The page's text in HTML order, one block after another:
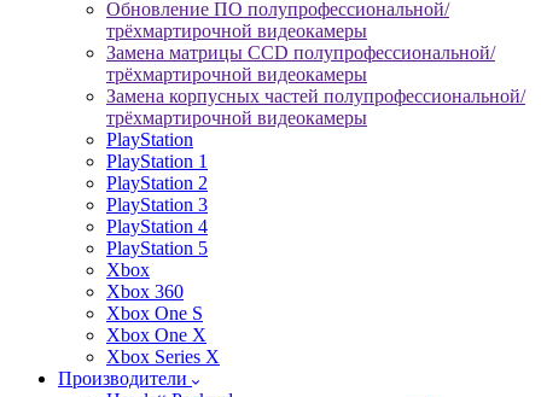
Обновление ПО полупрофессиональной/
трёхмартирочной видеокамеры
Замена матрицы CCD полупрофессиональной/
трёхмартирочной видеокамеры
Замена корпусных частей полупрофессиональной/
трёхмартирочной видеокамеры
PlayStation
PlayStation 1
PlayStation 2
PlayStation 3
PlayStation 4
PlayStation 5
Xbox
Xbox 360
Xbox One S
Xbox One X
Xbox Series X
Производители